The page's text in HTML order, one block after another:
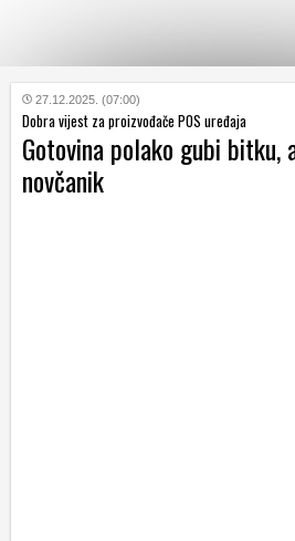
KATEGORIJE
HRVATSKI
WEB
27.12.2025. (07:00)
Dobra vijest za proizvođače POS uređaja
Gotovina polako gubi bitku,
novčanik